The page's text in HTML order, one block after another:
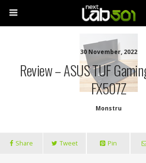
30 November, 2022
Review – ASUS TUF
FX507Z
Monstru
Share Tweet Pin